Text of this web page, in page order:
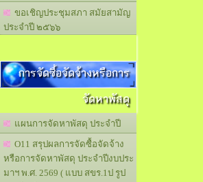
ขอเชิญประชุมสภา สมัยสามัญ
ประจำปี ๒๕๖๖
การจัดซื้อจัดจ้างหรือการ
จัดหาพัสดุ
แผนการจัดหาพัสดุ ประจำปี
O11 สรุปผลการจัดซื้อจัดจ้าง
หรือการจัดหาพัสดุ ประจำปีงบประ
มาฯ พ.ศ. 2569 ( แบบ สขร.1ป รูป